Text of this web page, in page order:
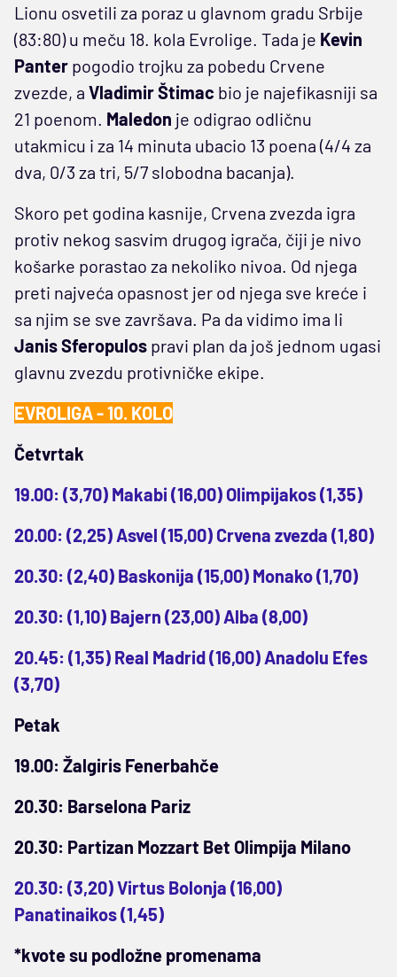
Lionu osvetili za poraz u glavnom gradu Srbije
(83:80) u meču 18. kola Evrolige. Tada je Kevin
Panter pogodio trojku za pobedu Crvene
zvezde, a Vladimir Štimac bio je najefikasniji sa
21 poenom. Maledon je odigrao odličnu
utakmicu i za 14 minuta ubacio 13 poena (4/4 za
dva, 0/3 za tri, 5/7 slobodna bacanja).
Skoro pet godina kasnije, Crvena zvezda igra
protiv nekog sasvim drugog igrača, čiji je nivo
košarke porastao za nekoliko nivoa. Od njega
preti najveća opasnost jer od njega sve kreće i
sa njim se sve završava. Pa da vidimo ima li
Janis Sferopulos pravi plan da još jednom ugasi
glavnu zvezdu protivničke ekipe.
EVROLIGA - 10. KOLO
Četvrtak
19.00: (3,70) Makabi (16,00) Olimpijakos (1,35)
20.00: (2,25) Asvel (15,00) Crvena zvezda (1,80)
20.30: (2,40) Baskonija (15,00) Monako (1,70)
20.30: (1,10) Bajern (23,00) Alba (8,00)
20.45: (1,35) Real Madrid (16,00) Anadolu Efes
(3,70)
Petak
19.00: Žalgiris Fenerbahče
20.30: Barselona Pariz
20.30: Partizan Mozzart Bet Olimpija Milano
20.30: (3,20) Virtus Bolonja (16,00)
Panatinaikos (1,45)
*kvote su podložne promenama